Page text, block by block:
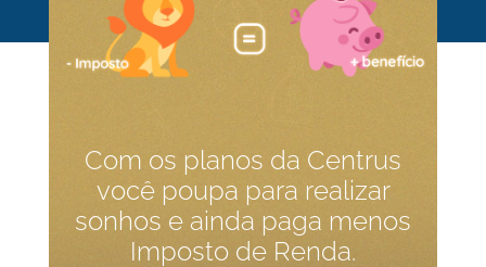
Com os planos da Centrus
você poupa para realizar
sonhos e ainda paga menos
Imposto de Renda.